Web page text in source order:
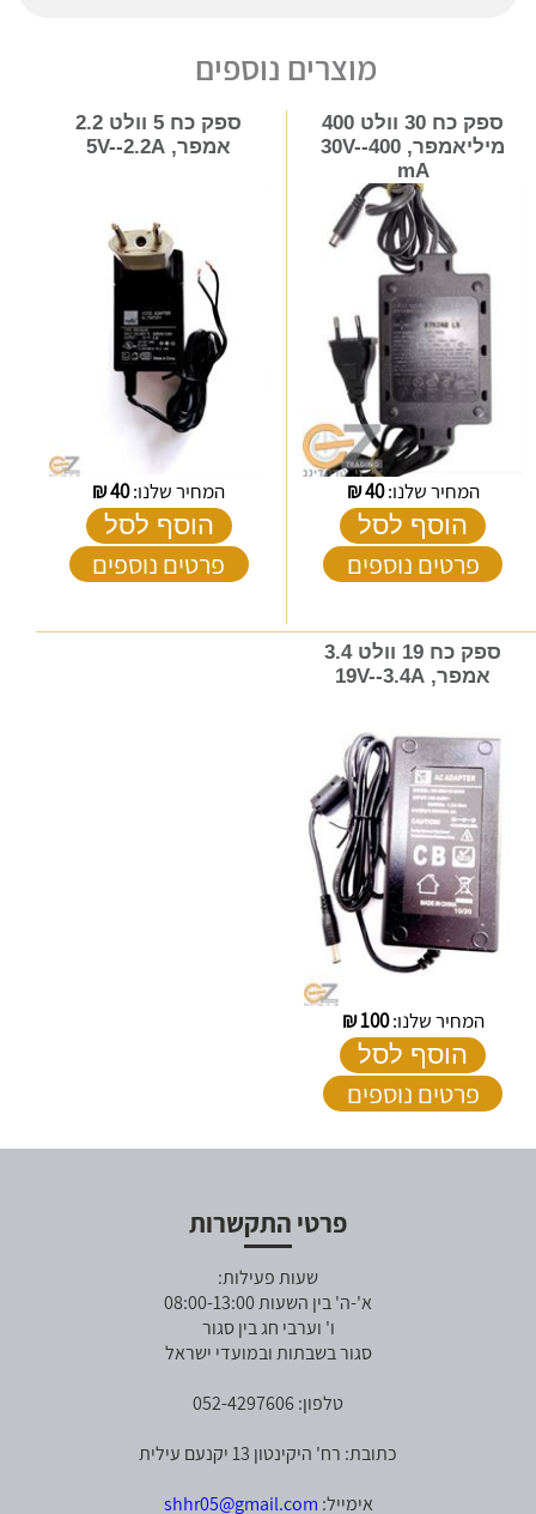
מוצרים נוספים
ספק כח 30 וולט 400
מיליאמפר, 30V--400
mA
המחיר שלנו:40
₪
הוסף לסל
פרטים נוספים
ספק כח 5 וולט 2.2
אמפר, 5V--2.2A
המחיר שלנו:40
₪
הוסף לסל
פרטים נוספים
ספק כח 19 וולט 3.4
אמפר, 19V--3.4A
המחיר שלנו:100
₪
הוסף לסל
פרטים נוספים
פרטי התקשרות
שעות פעילות:
א'-ה' בין השעות 08:00-13:00
ו' וערבי חג בין סגור
סגור בשבתות ובמועדי ישראל
טלפון: 052-4297606
כתובת: רח' היקינטון 13 יקנעם עילית
אימייל: shhr05@gmail.com